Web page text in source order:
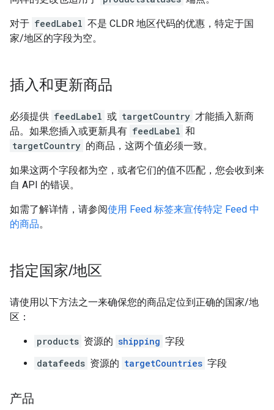
对于 feedLabel 不是 CLDR 地区代码的优惠，特定于国
家/地区的字段为空。
插入和更新商品
必须提供 feedLabel 或 targetCountry 才能插入新商
品。如果您插入或更新具有 feedLabel 和
targetCountry 的商品，这两个值必须一致。
如果这两个字段都为空，或者它们的值不匹配，您会收到来
自 API 的错误。
如需了解详情，请参阅使用 Feed 标签来宣传特定 Feed 中
的商品。
指定国家/地区
请使用以下方法之一来确保您的商品定位到正确的国家/地
区：
products 资源的 shipping 字段
datafeeds 资源的 targetCountries 字段
产品